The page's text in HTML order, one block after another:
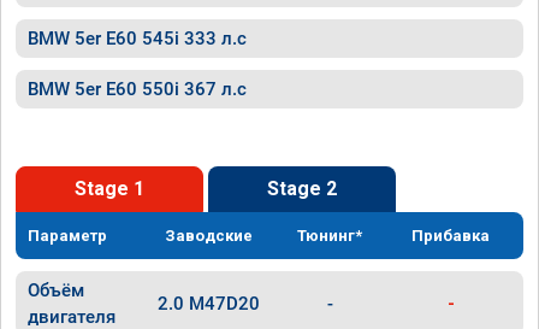
BMW 5er E60 545i 333 л.с
BMW 5er E60 550i 367 л.с
Stage 1 Stage 2
Параметр Заводские Тюнинг* Прибавка
Объём
двигателя
2.0 M47D20 - -